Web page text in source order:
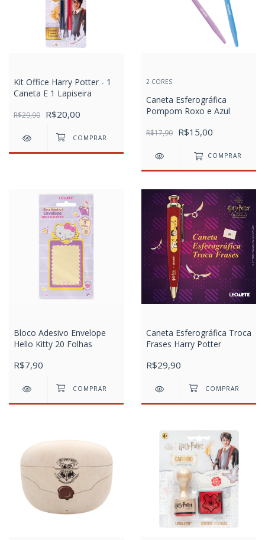
Kit Office Harry Potter - 1
Caneta E 1 Lapiseira
R$29,90 R$20,00
2 CORES
Caneta Esferográfica
Pompom Roxo e Azul
R$17,90 R$15,00
COMPRAR
Bloco Adesivo Envelope
Hello Kitty 20 Folhas
R$7,90
Caneta Esferográfica Troca
Frases Harry Potter
R$29,90